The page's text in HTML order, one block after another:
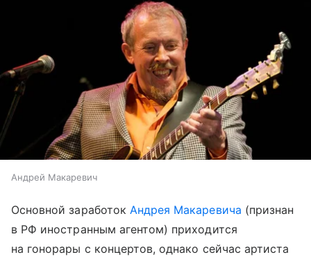
Андрей Макаревич
Основной заработок Андрея Макаревича (признан
в РФ иностранным агентом) приходится
на гонорары с концертов, однако сейчас артиста